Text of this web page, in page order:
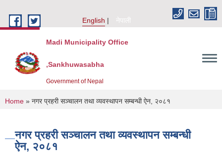
English
नेपाली
Madi Municipality Office
,Sankhuwasabha
Government of Nepal
You are here
Home » नगर प्रहरी सञ्चालन तथा व्यवस्थापन सम्बन्धी ऐन, २०८१
नगर प्रहरी सञ्चालन तथा व्यवस्थापन सम्बन्धी
ऐन, २०८१